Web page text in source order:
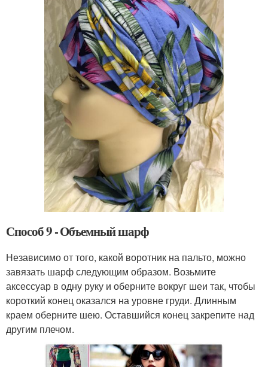
Способ 9 - Объемный шарф
Независимо от того, какой воротник на пальто, можно
завязать шарф следующим образом. Возьмите
аксессуар в одну руку и оберните вокруг шеи так, чтобы
короткий конец оказался на уровне груди. Длинным
краем оберните шею. Оставшийся конец закрепите над
другим плечом.